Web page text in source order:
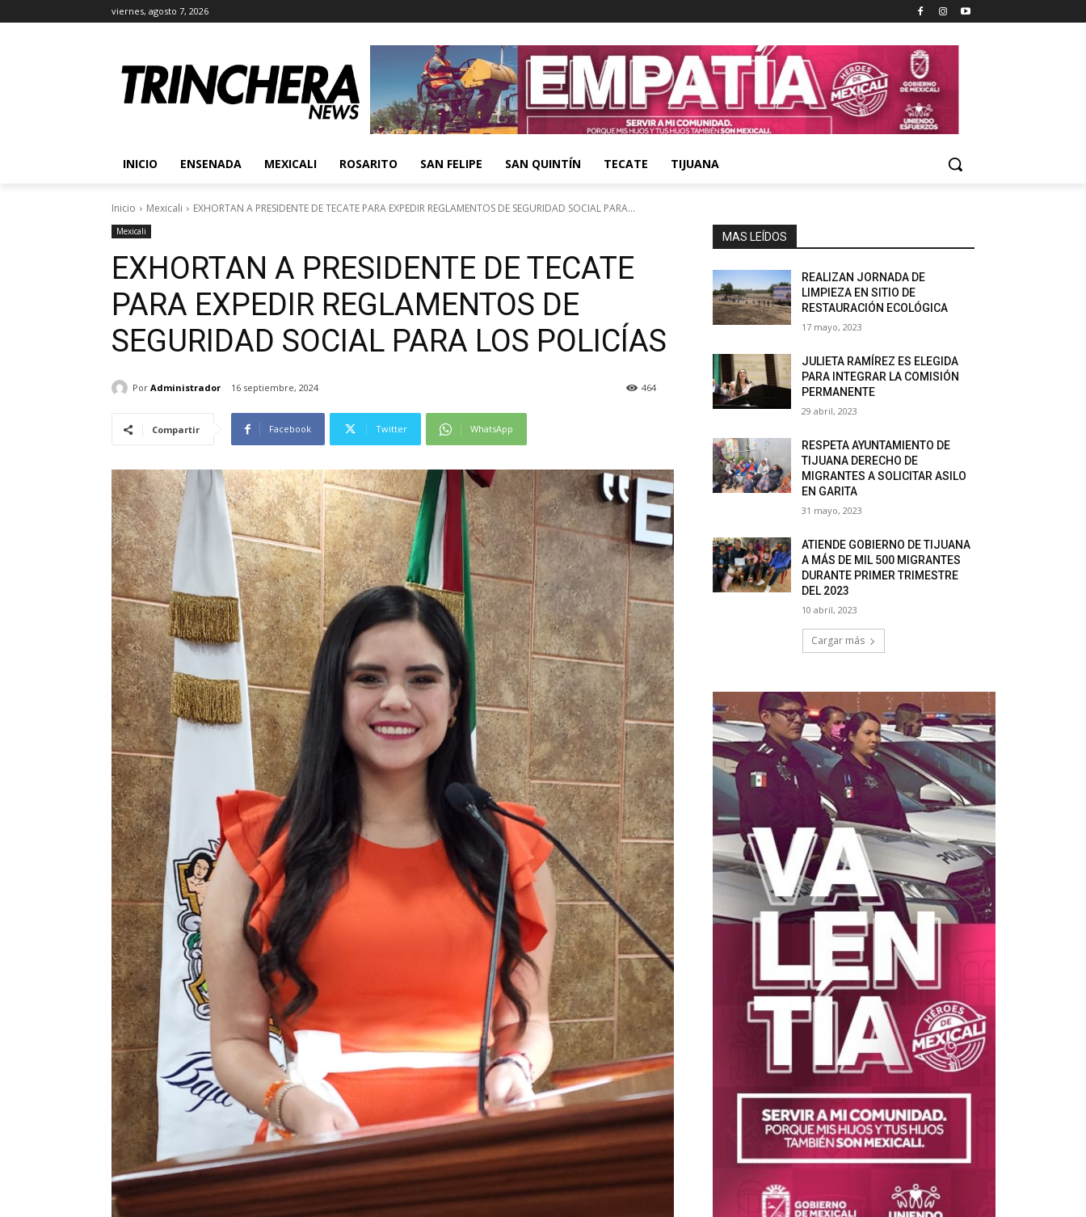
viernes, agosto 7, 2026
INICIO ENSENADA MEXICALI ROSARITO SAN FELIPE SAN QUINTÍN TECATE TIJUANA
Inicio Mexicali EXHORTAN A PRESIDENTE DE TECATE PARA EXPEDIR REGLAMENTOS DE SEGURIDAD SOCIAL PARA...
Mexicali
EXHORTAN A PRESIDENTE DE TECATE
PARA EXPEDIR REGLAMENTOS DE
SEGURIDAD SOCIAL PARA LOS POLICÍAS
Por Administrador 16 septiembre, 2024 464
Compartir Facebook Twitter WhatsApp
MAS LEÍDOS
REALIZAN JORNADA DE
LIMPIEZA EN SITIO DE
RESTAURACIÓN ECOLÓGICA
17 mayo, 2023
JULIETA RAMÍREZ ES ELEGIDA
PARA INTEGRAR LA COMISIÓN
PERMANENTE
29 abril, 2023
RESPETA AYUNTAMIENTO DE
TIJUANA DERECHO DE
MIGRANTES A SOLICITAR ASILO
EN GARITA
31 mayo, 2023
ATIENDE GOBIERNO DE TIJUANA
A MÁS DE MIL 500 MIGRANTES
DURANTE PRIMER TRIMESTRE
DEL 2023
10 abril, 2023
Cargar más